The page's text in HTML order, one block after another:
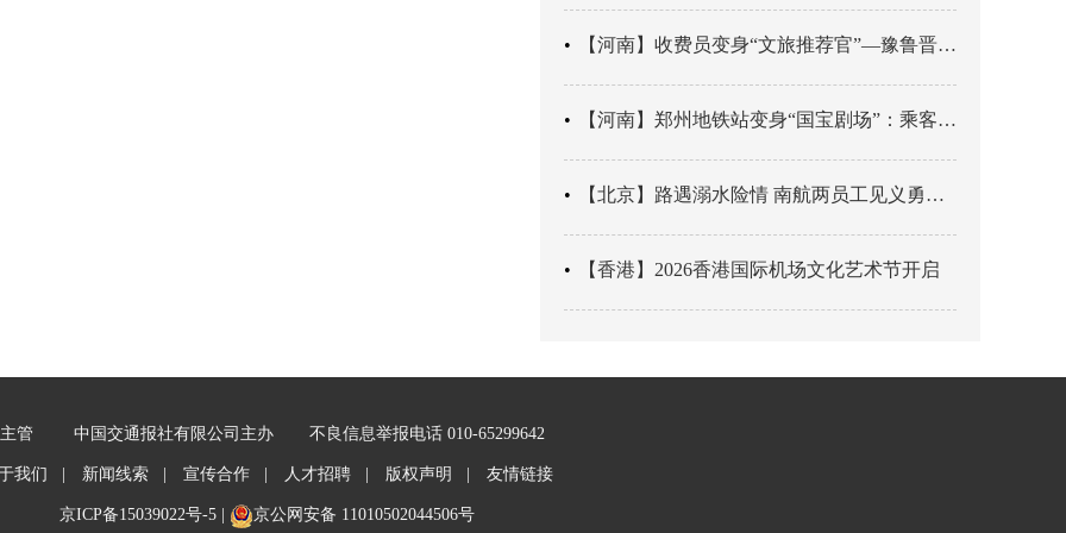
【河南】收费员变身“文旅推荐官”—豫鲁晋四地市交旅融合让游客一下高速就“入戏”
【河南】郑州地铁站变身“国宝剧场”：乘客刚出车厢，就“入戏”千年
【北京】路遇溺水险情 南航两员工见义勇为科学施救
【香港】2026香港国际机场文化艺术节开启
管 中国交通报社有限公司主办 不良信息举报电话 010-65299642
我们 | 新闻线索 | 宣传合作 | 人才招聘 | 版权声明 | 友情链接
京ICP备15039022号-5| 京公网安备 11010502044506号